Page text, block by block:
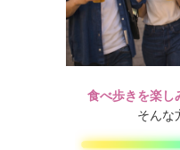
食べ歩きを楽し
そんな